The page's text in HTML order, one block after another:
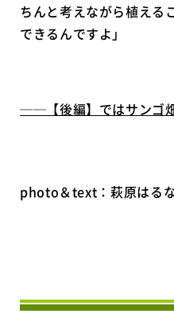
ちんと考えながら植える
できるんですよ」
──【後編】ではサンゴ
photo＆text：萩原はる